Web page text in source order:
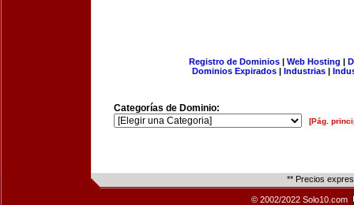
Registro de Dominios| Web Hosting |
Dominios Expirados | Industrias |
Categorías de Dominio:
[Pág.
** Precios
© 2002/2022 Solo10.com